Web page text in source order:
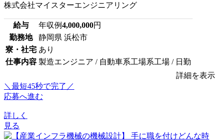
株式会社マイスターエンジニアリング
給与 年収例4,000,000円
勤務地
静岡県 浜松市
寮・社宅 あり
仕事内容 製造エンジニア / 自動車系工場系工場 / 日勤
詳細を表示
＼最短45秒で完了／
応募へ進む
詳しく
見る